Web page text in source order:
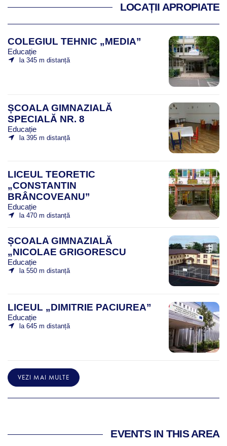
LOCAȚII APROPIATE
COLEGIUL TEHNIC „MEDIA”
Educație
la 345 m distanță
ȘCOALA GIMNAZIALĂ
SPECIALĂ NR. 8
Educație
la 395 m distanță
LICEUL TEORETIC
„CONSTANTIN
BRÂNCOVEANU”
Educație
la 470 m distanță
ȘCOALA GIMNAZIALĂ
„NICOLAE GRIGORESCU
Educație
la 550 m distanță
LICEUL „DIMITRIE PACIUREA”
Educație
la 645 m distanță
VEZI MAI MULTE
EVENTS IN THIS AREA